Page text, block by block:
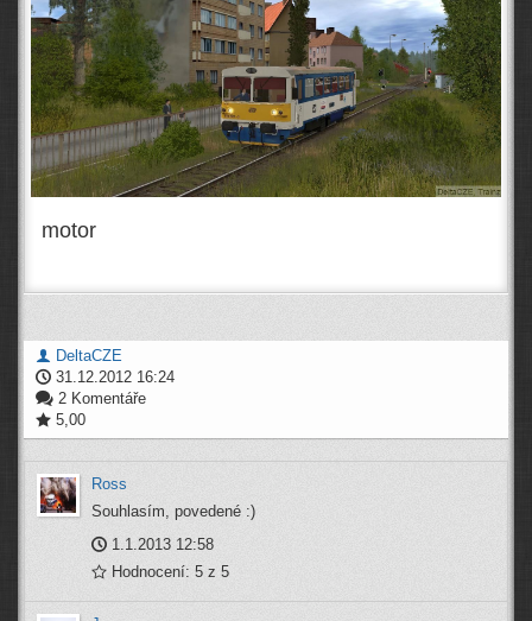
motor
DeltaCZE
31.12.2012 16:24
2 Komentáře
5,00
Ross
Souhlasím, povedené :)
1.1.2013 12:58
Hodnocení: 5 z 5